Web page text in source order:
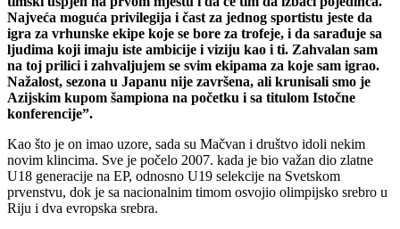
Najveća moguća privilegija i čast za jednog sportistu jeste da
igra za vrhunske ekipe koje se bore za trofeje, i da sarađuje sa
ljudima koji imaju iste ambicije i viziju kao i ti. Zahvalan sam
na toj prilici i zahvaljujem se svim ekipama za koje sam igrao.
Nažalost, sezona u Japanu nije završena, ali krunisali smo je
Azijskim kupom šampiona na početku i sa titulom Istočne
konferencije”.
Kao što je on imao uzore, sada su Mačvan i društvo idoli nekim
novim klincima. Sve je počelo 2007. kada je bio važan dio zlatne
U18 generacije na EP, odnosno U19 selekcije na Svetskom
prvenstvu, dok je sa nacionalnim timom osvojio olimpijsko srebro u
Riju i dva evropska srebra.